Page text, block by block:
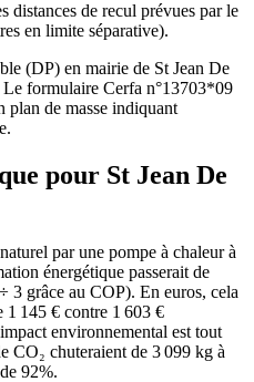
distances de recul prévues par le
en limite séparative).
(DP) en mairie de St Jean De
formulaire Cerfa n°13703*09
plan de masse indiquant
pour St Jean De
par une pompe à chaleur à
énergétique passerait de
3 grâce au COP). En euros, cela
1 145 € contre 1 603 €
environnemental est tout
CO₂ chuteraient de 3 099 kg à
92%.